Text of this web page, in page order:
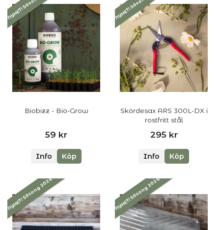
Biobizz - Bio-Grow
59 kr
Info Köp
Skördesax ARS 300L-DX i
rostfritt stål
295 kr
Info Köp
NYHET! Säsong 2026 NYHET! Säsong 2026